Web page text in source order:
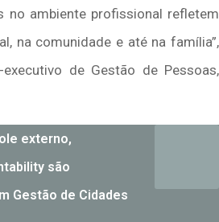
no ambiente profissional refletem
na comunidade e até na família”,
de Gestão de Pessoas,
externo,
são
Gestão de Cidades